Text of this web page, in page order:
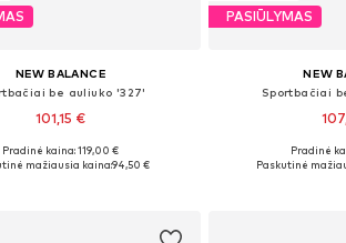
NEW BALANCE
be auliuko '327'
101,15 €
Yra daugybė dydžių
Pradinė kaina: 119,00 €
mažiausia kaina:94,50 €
PASIŪLYMAS
NEW
Sportbačiai
Yra
Pradinė
Paskutinė